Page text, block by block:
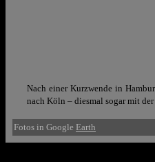
Nach einer Kurzwende in
nach Köln – diesmal sogar mit
Fotos in Google Earth